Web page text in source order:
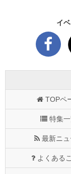
イ
TOPペ
特集
最新ニュ
よくある